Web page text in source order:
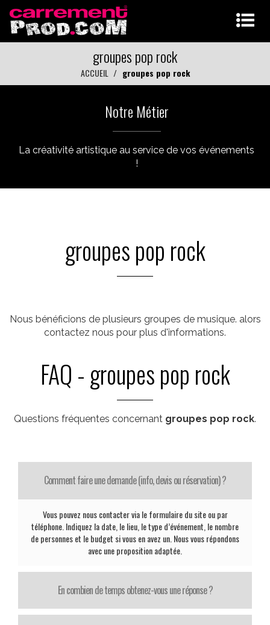
groupes pop rock
ACCUEIL groupes pop rock
Notre Métier
La créativité artistique au service de vos événements
!
groupes pop rock
Nous bénéficions de plusieurs groupes de musique. alors
contactez nous pour plus d'informations.
FAQ - groupes pop rock
Questions fréquentes concernant groupes pop rock.
Comment faire une demande (info, devis ou réservation) ?
Vous pouvez nous contacter via le formulaire du site ou par
téléphone. Indiquez la date, le lieu, le type d’événement, le nombre
de personnes et le budget si vous en avez un. Nous vous répondons
avec une proposition adaptée.
En combien de temps obtenez-vous une réponse ?